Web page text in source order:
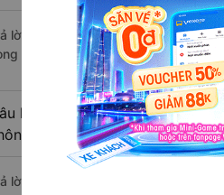
lời: Những hãng xe đi Lệ Thủy -
đi Hà Nam từ Lệ Thủy - Quảng
hỏi: Có loại xe Lệ Thủy -
lời: Hiện tại chưa có nhà xe nào có